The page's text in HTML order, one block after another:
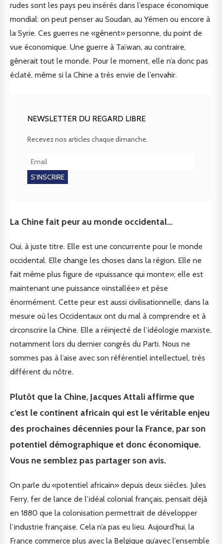
rudes sont les pays peu insérés dans l’espace économique
mondial: on peut penser au Soudan, au Yémen ou encore à
la Syrie. Ces guerres ne «gênent» personne, du point de
vue économique. Une guerre à Taïwan, au contraire,
gênerait tout le monde. Pour le moment, elle n’a donc pas
éclaté, même si la Chine a très envie de l’envahir.
NEWSLETTER DU REGARD LIBRE
Recevez nos articles chaque dimanche.
La Chine fait peur au monde occidental…
Oui, à juste titre. Elle est une concurrente pour le monde
occidental. Elle change les choses dans la région. Elle ne
fait même plus figure de «puissance qui monte»; elle est
maintenant une puissance «installée» et pèse
énormément. Cette peur est aussi civilisationnelle, dans la
mesure où les Occidentaux ont du mal à comprendre et à
circonscrire la Chine. Elle a réinjecté de l’idéologie marxiste,
notamment lors du dernier congrès du Parti. Nous ne
sommes pas à l’aise avec son référentiel intellectuel, très
différent du nôtre.
Plutôt que la Chine, Jacques Attali affirme que
c’est le continent africain qui est le véritable enjeu
des prochaines décennies pour la France, par son
potentiel démographique et donc économique.
Vous ne semblez pas partager son avis.
On parle du «potentiel africain» depuis deux siècles. Jules
Ferry, fer de lance de l’idéal colonial français, pensait déjà
en 1880 que la colonisation permettrait de développer
l’industrie française. Cela n’a pas eu lieu. Aujourd’hui, la
France commerce plus avec la Belgique qu’avec l’ensemble